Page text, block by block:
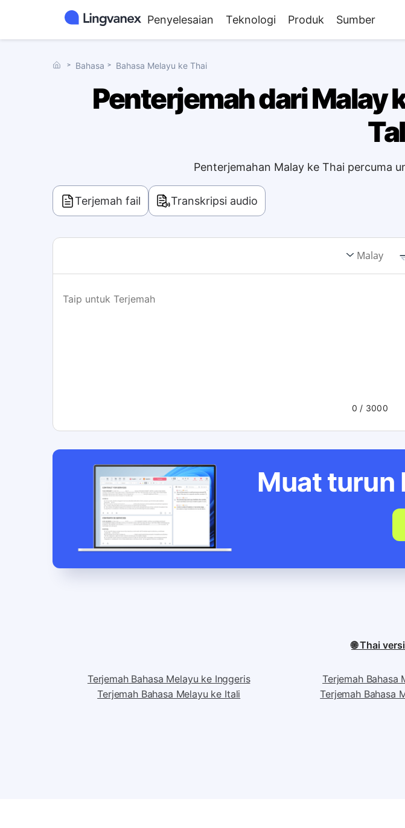
Penyelesaian Teknologi Produk Sumber
˃ Bahasa ˃ Bahasa Melayu ke Thai
Penterjemah dari Malay
Penterjemahan Malay ke Thai percuma
Terjemah fail Transkripsi audio
Malay
0 / 3000
Muat turun
🌐 Thai
Terjemah Bahasa Melayu ke Inggeris
Terjemah Bahasa Melayu ke Itali
Terjemah Bahasa
Terjemah Bahasa